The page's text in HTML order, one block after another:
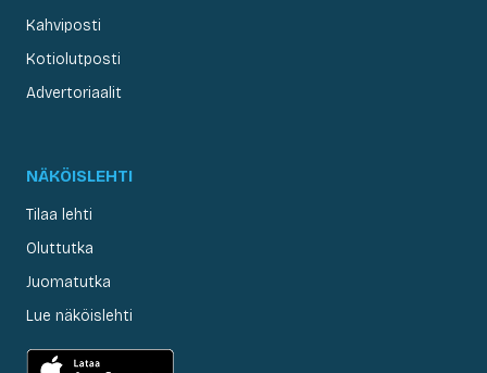
Kahviposti
Kotiolutposti
Advertoriaalit
NÄKÖISLEHTI
Tilaa lehti
Oluttutka
Juomatutka
Lue näköislehti